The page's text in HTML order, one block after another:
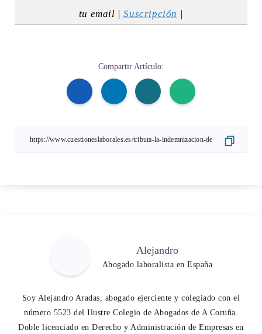
tu email |Suscripción |
Compartir Artículo:
Alejandro
Abogado laboralista en España
Soy Alejandro Aradas, abogado ejerciente y colegiado con el
número 5523 del Ilustre Colegio de Abogados de A Coruña.
Doble licenciado en Derecho y Administración de Empresas en